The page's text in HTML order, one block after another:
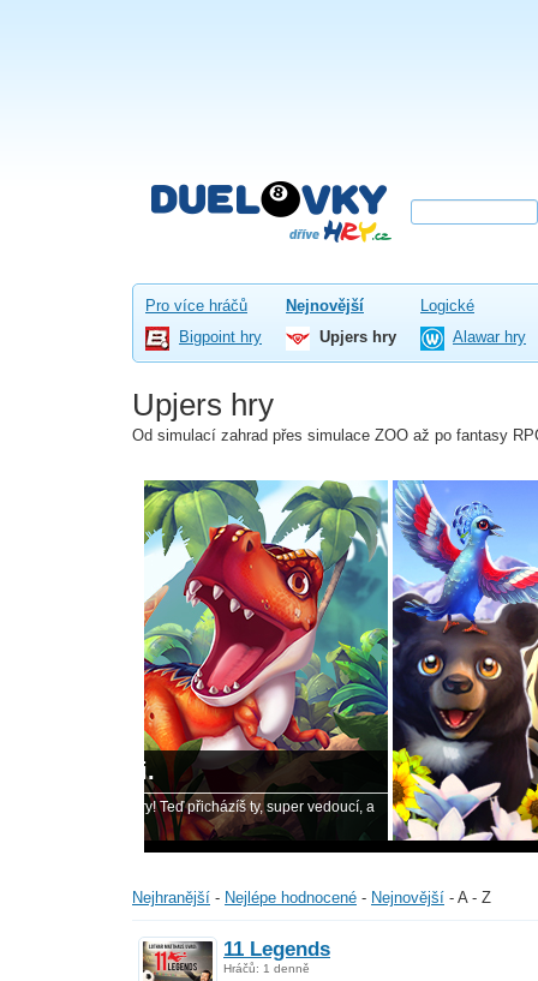
Pro více hráčů Nejnovější
Logické
Bigpoint hry
Upjers hry Alawar hry
Upjers hry
Od simulací zahrad přes simulace ZOO až po fantasy
Nově
Zoo 2:
mnoha
Nejhranější - Nejlépe hodnocené - Nejnovější - A - Z
11 Legends
Hráčů: 1 denně